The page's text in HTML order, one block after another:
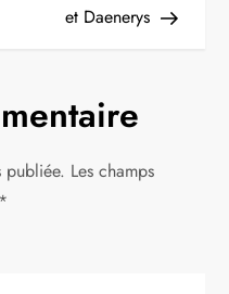
et Daenerys
publiée. Les champs
*